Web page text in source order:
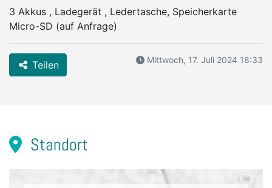
3 Akkus , Ladegerät , Ledertasche, Speicherkarte
Micro-SD (auf Anfrage)
Teilen Mittwoch, 17. Juli 2024 18:33
Standort